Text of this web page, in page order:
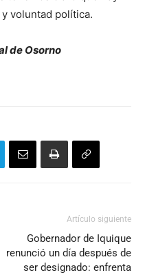
voluntad política.
de Osorno
Artículo siguiente
Gobernador de Iquique
renunció un día después de
ser designado: enfrenta